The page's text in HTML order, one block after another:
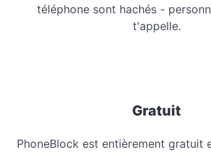
téléphone sont hachés -
t'appelle.
Gratuit
PhoneBlock est entièrement gratuit